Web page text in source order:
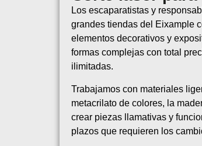
Los escaparatistas y
grandes tiendas del Eixample
elementos decorativos y
formas complejas con total
ilimitadas.
Trabajamos con materiales
metacrilato de colores, la
crear piezas llamativas y
plazos que requieren los